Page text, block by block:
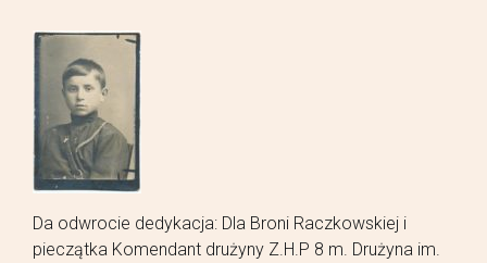
Da odwrocie dedykacja: Dla Broni Raczkowskiej i
pieczątka Komendant drużyny Z.H.P 8 m. Drużyna im.